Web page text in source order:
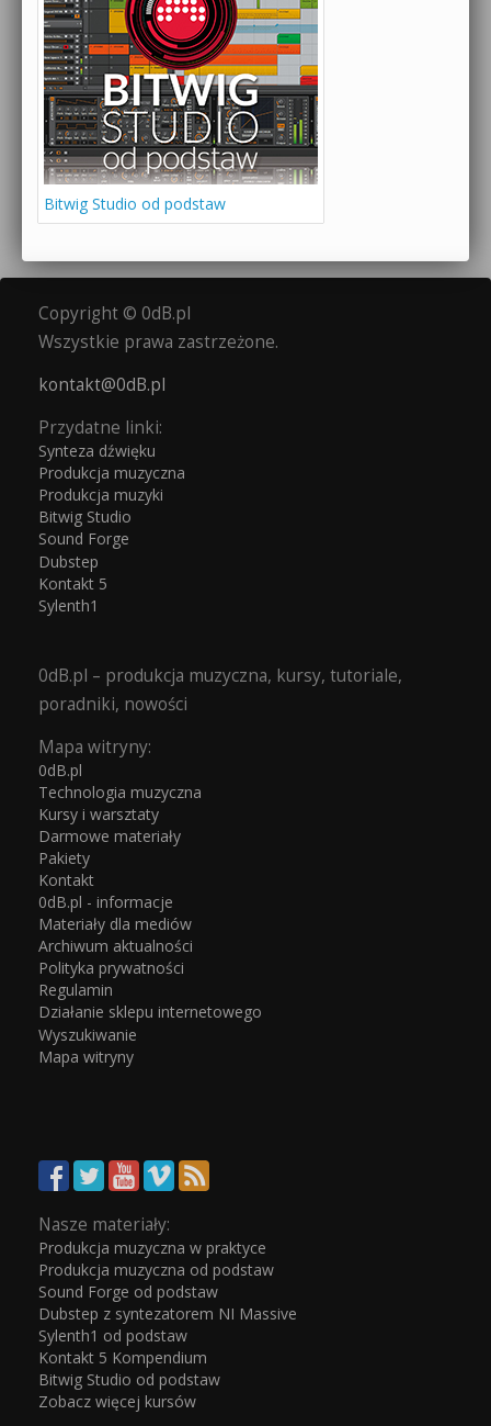
Bitwig Studio od podstaw
Copyright © 0dB.pl
Wszystkie prawa zastrzeżone.
kontakt@0dB.pl
Przydatne linki:
Synteza dźwięku
Produkcja muzyczna
Produkcja muzyki
Bitwig Studio
Sound Forge
Dubstep
Kontakt 5
Sylenth1
0dB.pl – produkcja muzyczna, kursy, tutoriale,
poradniki, nowości
Mapa witryny:
0dB.pl
Technologia muzyczna
Kursy i warsztaty
Darmowe materiały
Pakiety
Kontakt
0dB.pl - informacje
Materiały dla mediów
Archiwum aktualności
Polityka prywatności
Regulamin
Działanie sklepu internetowego
Wyszukiwanie
Mapa witryny
Nasze materiały:
Produkcja muzyczna w praktyce
Produkcja muzyczna od podstaw
Sound Forge od podstaw
Dubstep z syntezatorem NI Massive
Sylenth1 od podstaw
Kontakt 5 Kompendium
Bitwig Studio od podstaw
Zobacz więcej kursów